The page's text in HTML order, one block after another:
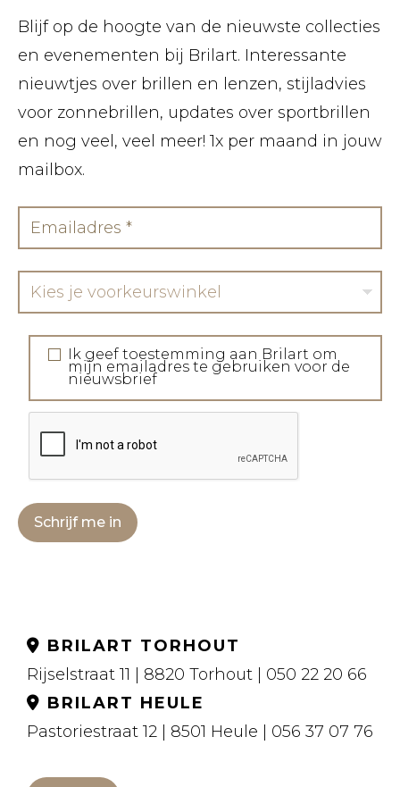
Blijf op de hoogte van de nieuwste collecties
en evenementen bij Brilart. Interessante
nieuwtjes over brillen en lenzen, stijladvies
voor zonnebrillen, updates over sportbrillen
en nog veel, veel meer! 1x per maand in jouw
mailbox.
Kies je voorkeurswinkel
Ik geef toestemming aan Brilart om
mijn emailadres te gebruiken voor de
nieuwsbrief
Schrijf me in
BRILART TORHOUT
Rijselstraat 11 | 8820 Torhout | 050 22 20 66
BRILART HEULE
Pastoriestraat 12 | 8501 Heule | 056 37 07 76